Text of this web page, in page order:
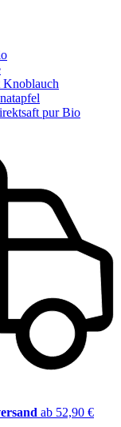
Knoblauch
pur Bio
ab 52,90 €